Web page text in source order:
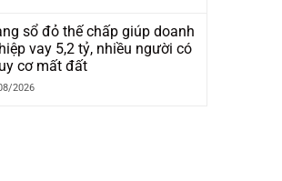
sổ đỏ thế chấp giúp doanh
vay 5,2 tỷ, nhiều người có
cơ mất đất
2026